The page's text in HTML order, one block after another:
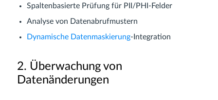
Spaltenbasierte Prüfung für PII/PHI-Felder
Analyse von Datenabrufmustern
Dynamische Datenmaskierung-Integration
2. Überwachung von
Datenänderungen